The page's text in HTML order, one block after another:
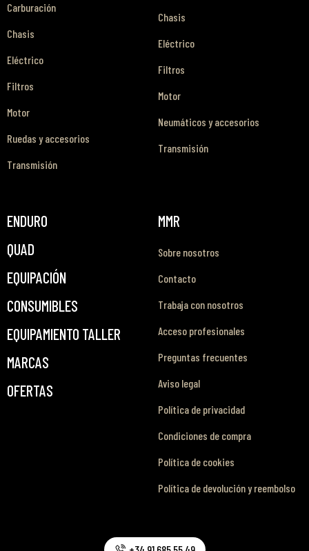
Carburación
Chasis
Eléctrico
Filtros
Motor
Ruedas y accesorios
Transmisión
Chasis
Eléctrico
Filtros
Motor
Neumáticos y accesorios
Transmisión
ENDURO
QUAD
EQUIPACIÓN
CONSUMIBLES
EQUIPAMIENTO TALLER
MARCAS
OFERTAS
MMR
Sobre nosotros
Contacto
Trabaja con nosotros
Acceso profesionales
Preguntas frecuentes
Aviso legal
Política de privacidad
Condiciones de compra
Política de cookies
Política de devolución y reembolso